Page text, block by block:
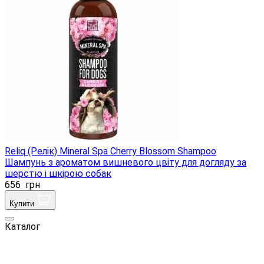
Reliq (Релік) Mineral Spa Cherry Blossom Shampoo
Шампунь з ароматом вишневого цвіту для догляду за
шерстю і шкірою собак
656 грн
Купити
Каталог